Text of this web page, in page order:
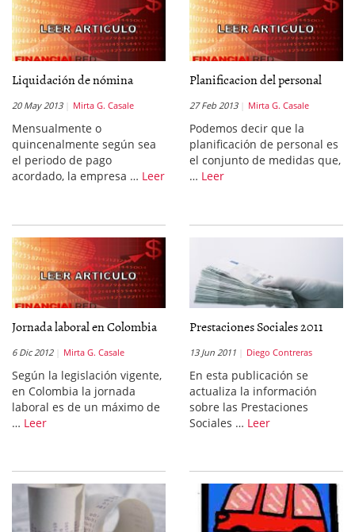
Liquidación de nómina
20 May 2013 Mirta G. Casale
Mensualmente o
quincenalmente según sea
el periodo de pago
acordado, la empresa … Leer
Planificacion del personal
27 Feb 2013 Mirta G. Casale
Podemos decir que la
planificación de personal es
el conjunto de medidas que,
… Leer
Jornada laboral en Colombia
6 Dic 2012 Mirta G. Casale
Según la legislación vigente,
en Colombia la jornada
laboral es de un máximo de
… Leer
Prestaciones Sociales 2011
13 Jun 2011 Diego Contreras
En esta publicación se
actualiza la información
sobre las Prestaciones
Sociales … Leer